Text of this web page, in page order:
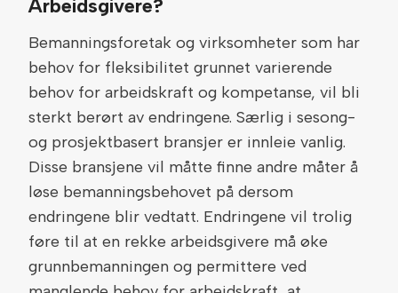
Arbeidsgivere?
Bemanningsforetak og virksomheter som har
behov for fleksibilitet grunnet varierende
behov for arbeidskraft og kompetanse, vil bli
sterkt berørt av endringene. Særlig i sesong-
og prosjektbasert bransjer er innleie vanlig.
Disse bransjene vil måtte finne andre måter å
løse bemanningsbehovet på dersom
endringene blir vedtatt. Endringene vil trolig
føre til at en rekke arbeidsgivere må øke
grunnbemanningen og permittere ved